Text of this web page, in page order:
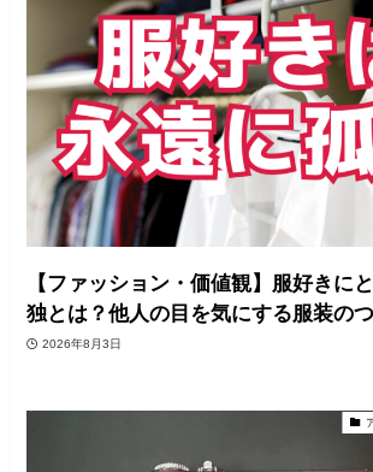
【ファッション・価値観】服好きに
独とは？他人の目を気にする服装の
2026年8月3日